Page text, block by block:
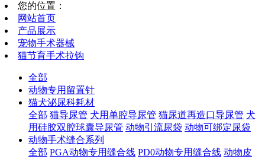
您的位置：
网站首页
产品展示
宠物手术器械
猫节育手术拉钩
全部
动物专用留置针
猫犬泌尿科耗材
全部 猫导尿管 犬用单腔导尿管 猫尿道再造口导尿管 犬
用硅胶双腔球囊导尿管 动物引流尿袋 动物可绑定尿袋
动物手术缝合系列
全部 PGA动物专用缝合线 PD0动物专用缝合线 动物皮